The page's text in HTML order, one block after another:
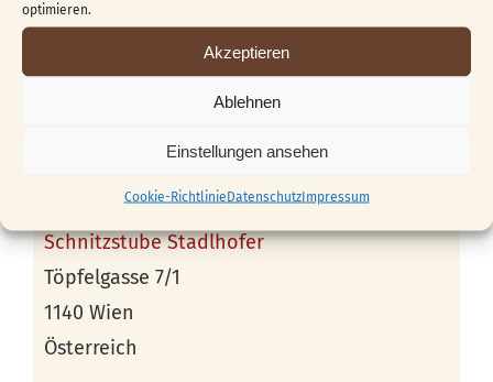
optimieren.
Akzeptieren
Ablehnen
Einstellungen ansehen
Cookie-RichtlinieDatenschutzImpressum
Veranstaltungsort
Schnitzstube Stadlhofer
Töpfelgasse 7/1
1140 Wien
Österreich